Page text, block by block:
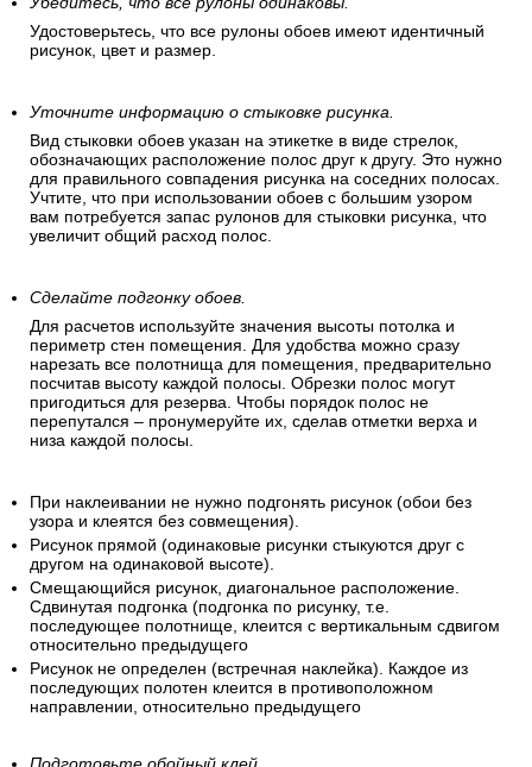
Удостоверьтесь, что все рулоны обоев имеют идентичный
рисунок, цвет и размер.
Уточните информацию о стыковке рисунка.
Вид стыковки обоев указан на этикетке в виде стрелок,
обозначающих расположение полос друг к другу. Это нужно
для правильного совпадения рисунка на соседних полосах.
Учтите, что при использовании обоев с большим узором
вам потребуется запас рулонов для стыковки рисунка, что
увеличит общий расход полос.
Сделайте подгонку обоев.
Для расчетов используйте значения высоты потолка и
периметр стен помещения. Для удобства можно сразу
нарезать все полотнища для помещения, предварительно
посчитав высоту каждой полосы. Обрезки полос могут
пригодиться для резерва. Чтобы порядок полос не
перепутался – пронумеруйте их, сделав отметки верха и
низа каждой полосы.
При наклеивании не нужно подгонять рисунок (обои без
узора и клеятся без совмещения).
Рисунок прямой (одинаковые рисунки стыкуются друг с
другом на одинаковой высоте).
Смещающийся рисунок, диагональное расположение.
Сдвинутая подгонка (подгонка по рисунку, т.е.
последующее полотнище, клеится с вертикальным сдвигом
относительно предыдущего
Рисунок не определен (встречная наклейка). Каждое из
последующих полотен клеится в противоположном
направлении, относительно предыдущего